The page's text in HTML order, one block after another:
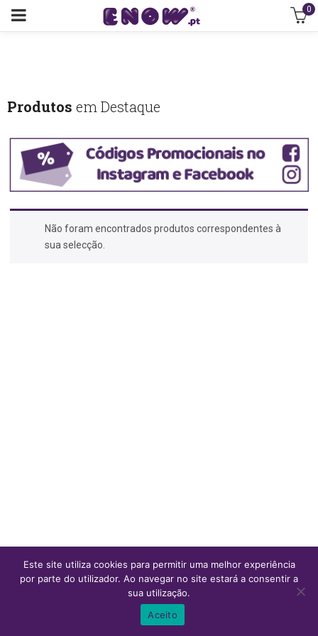
0
Ver Carrinho
Lista de desejos
Produtos em Destaque
Não foram encontrados produtos correspondentes à
sua selecção.
Este site utiliza cookies para permitir uma melhor experiência
por parte do utilizador. Ao navegar no site estará a consentir a
sua utilização.
Aceito